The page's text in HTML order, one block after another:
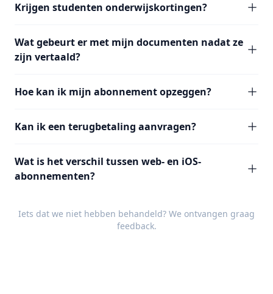
Krijgen studenten onderwijskortingen?
Wat gebeurt er met mijn documenten nadat ze
zijn vertaald?
Hoe kan ik mijn abonnement opzeggen?
Kan ik een terugbetaling aanvragen?
Wat is het verschil tussen web- en iOS-
abonnementen?
Iets dat we niet hebben behandeld? We ontvangen graag
feedback.